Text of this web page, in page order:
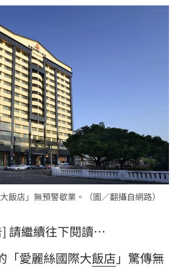
飯店」無預警歇業。（圖／翻攝自網路）
請繼續往下閱讀…
「愛麗絲國際大飯店 」驚傳無